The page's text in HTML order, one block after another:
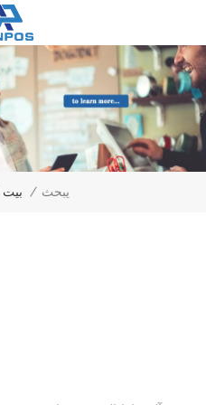
بيت / يبحث